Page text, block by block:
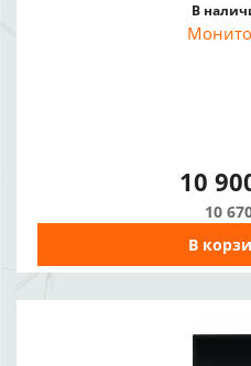
В
10
10
В